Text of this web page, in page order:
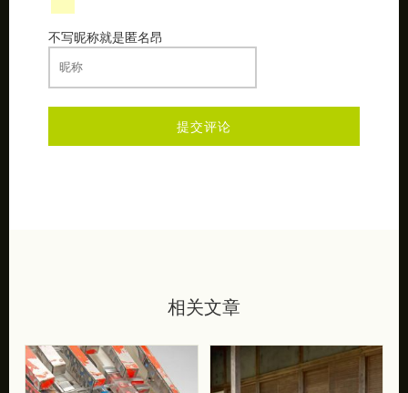
不写昵称就是匿名昂
相关文章